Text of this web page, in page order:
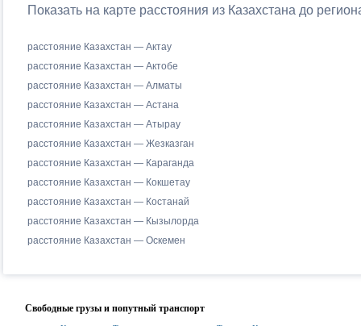
Показать на карте расстояния из Казахстана до
расстояние Казахстан — Актау
расстояние Казахстан — Актобе
расстояние Казахстан — Алматы
расстояние Казахстан — Астана
расстояние Казахстан — Атырау
расстояние Казахстан — Жезказган
расстояние Казахстан — Караганда
расстояние Казахстан — Кокшетау
расстояние Казахстан — Костанай
расстояние Казахстан — Кызылорда
расстояние Казахстан — Оскемен
Свободные грузы и попутный транспорт